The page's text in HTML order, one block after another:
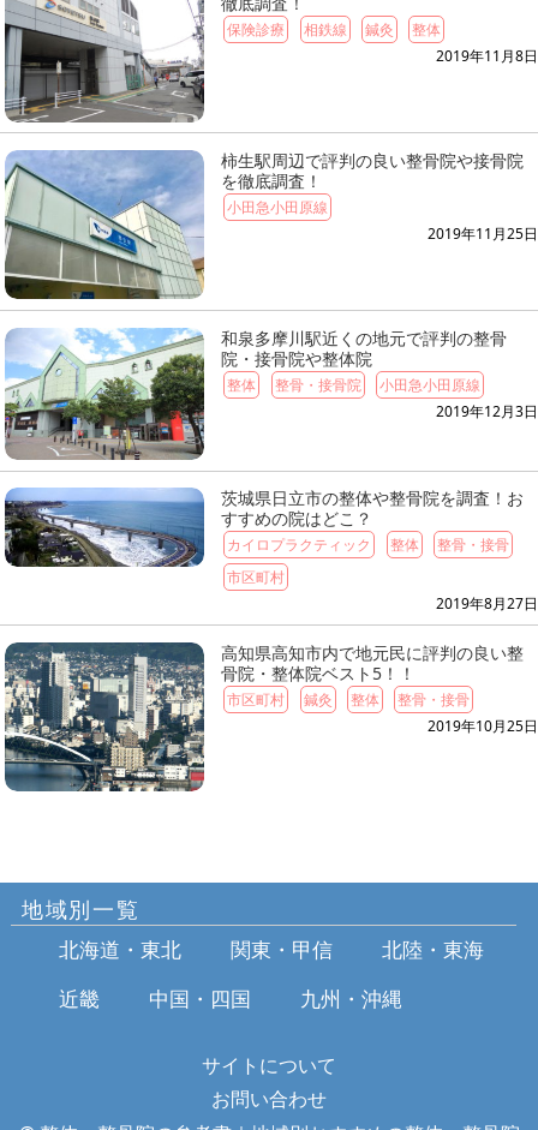
保険診療 相鉄線 鍼灸
整体
2019年11月8日
柿生駅周辺で評判の良い整骨院や接骨院
を徹底調査！
小田急小田原線
2019年11月25日
和泉多摩川駅近くの地元で評判の整骨
院・接骨院や整体院
整体 整骨・接骨院
小田急小田原線
2019年12月3日
茨城県日立市の整体や整骨院を調査！お
すすめの院はどこ？
カイロプラクティック 整体
整骨・接骨
市区町村
2019年8月27日
高知県高知市内で地元民に評判の良い整
骨院・整体院ベスト5！！
市区町村 鍼灸 整体
整骨・接骨
2019年10月25日
地域別一覧
北海道・東北 関東・甲信
北陸・東海
近畿
中国・四国 九州・沖縄
サイトについて
お問い合わせ